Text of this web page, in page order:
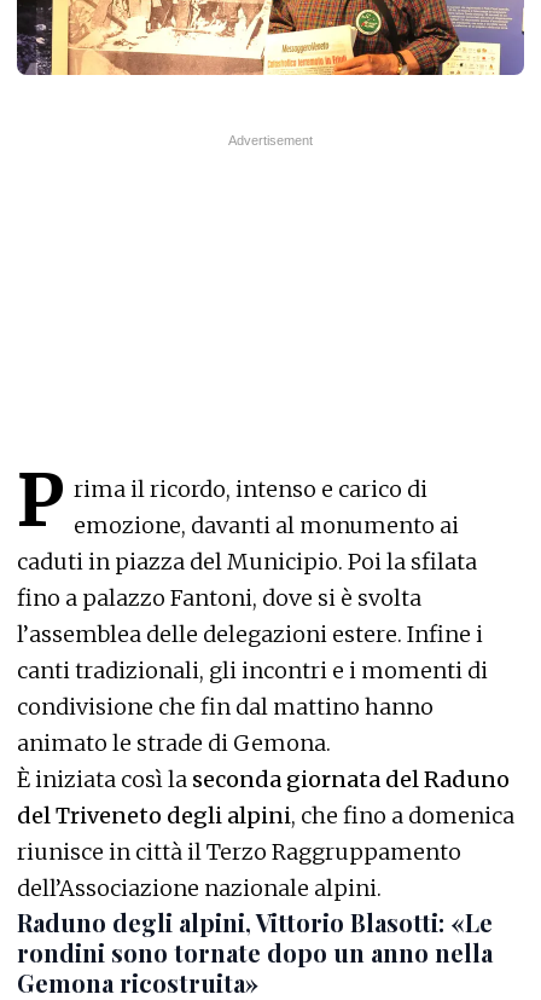
P rima il ricordo, intenso e carico di
emozione, davanti al monumento ai
caduti in piazza del Municipio. Poi la sfilata
fino a palazzo Fantoni, dove si è svolta
l’assemblea delle delegazioni estere. Infine i
canti tradizionali, gli incontri e i momenti di
condivisione che fin dal mattino hanno
animato le strade di Gemona.
È iniziata così la seconda giornata del Raduno
del Triveneto degli alpini, che fino a domenica
riunisce in città il Terzo Raggruppamento
dell’Associazione nazionale alpini.
Raduno degli alpini, Vittorio Blasotti: «Le
rondini sono tornate dopo un anno nella
Gemona ricostruita»